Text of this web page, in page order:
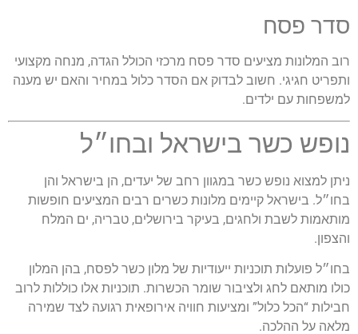
סדר פסח
רוב המלונות מציעים סדר פסח מרכזי הכולל הגדה, מנחה מקצועי
ותפריט חגיגי. חשוב לבדוק אם הסדר כלול במחיר והאם יש מענה
למשפחות עם ילדים.
נופש כשר בישראל ובחו״ל
ניתן למצוא נופש כשר במגוון רחב של יעדים, הן בישראל והן
בחו״ל. בישראל קיימים מלונות כשרים רבים המציעים חופשות
מותאמות לשבת ולחגים, בעיקר בירושלים, טבריה, ים המלח
והצפון.
בחו״ל פועלות תוכניות ייעודיות של מלון כשר לפסח, בהן המלון
כולו מותאם לחג ולציבור שומר הכשרות. תוכניות אלו כוללות לרוב
חבילות “הכל כלול” ומציעות חוויה אירופאית רגועה לצד שמירה
מלאה על ההלכה.